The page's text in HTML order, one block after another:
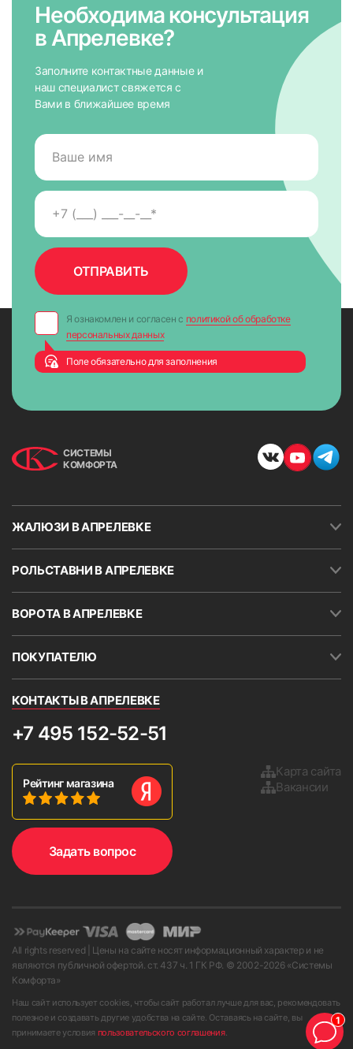
Необходима консультация
в Апрелевке?
Заполните контактные данные и
наш специалист свяжется с
Вами в ближайшее время
Я ознакомлен и согласен с политикой об обработке
персональных данных
Поле обязательно для заполнения
СИСТЕМЫ
КОМФОРТА
ЖАЛЮЗИ В АПРЕЛЕВКЕ
РОЛЬСТАВНИ В АПРЕЛЕВКЕ
ВОРОТА В АПРЕЛЕВКЕ
ПОКУПАТЕЛЮ
КОНТАКТЫ В АПРЕЛЕВКЕ
+7 495 152-52-51
Рейтинг магазина
Карта сайта
Вакансии
Задать вопрос
All rights reserved | Цены на сайте носят информационный характер и не
являются публичной офертой. ст. 437 ч. 1 ГК РФ. © 2002-2026 «Системы
Комфорта»
Наш сайт использует cookies, чтобы сайт работал лучше для вас, рекомендовать
полезное и создавать другие удобства на сайте. Оставаясь на сайте, вы
принимаете условия пользовательского соглашения.
1